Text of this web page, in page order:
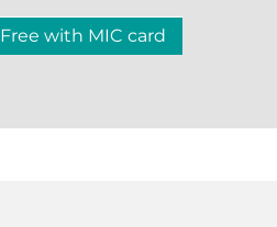
Free with MIC card